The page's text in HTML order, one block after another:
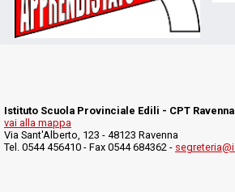
Istituto Scuola Provinciale Edili - CPT Ravenna
vai alla mappa
Via Sant'Alberto, 123 - 48123 Ravenna
Tel. 0544 456410 - Fax 0544 684362 -